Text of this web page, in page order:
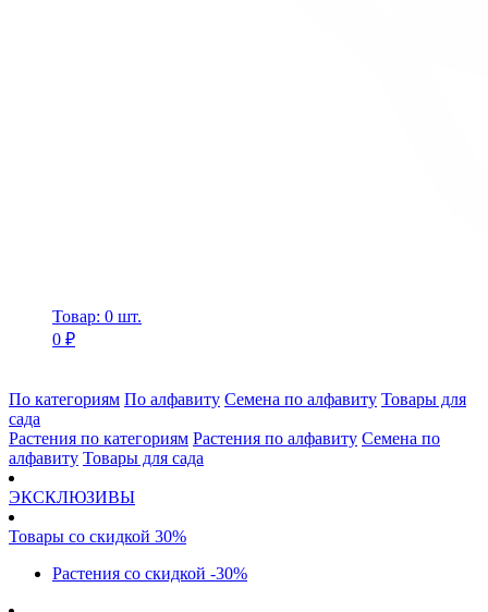
Товар: 0 шт.
0 ₽
По категориям По алфавиту Семена по алфавиту Товары для
сада
Растения по категориям Растения по алфавиту Семена по
алфавиту Товары для сада
ЭКСКЛЮЗИВЫ
Товары со скидкой 30%
Растения со скидкой -30%